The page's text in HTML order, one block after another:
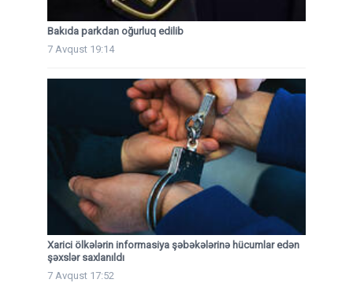
Bakıda parkdan oğurluq edilib
7 Avqust 19:14
Xarici ölkələrin informasiya şəbəkələrinə hücumlar edən
şəxslər saxlanıldı
7 Avqust 17:52